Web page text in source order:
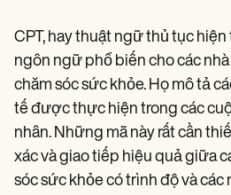
CPT, hay thuật ngữ thủ tục hiện
ngôn ngữ phổ biến cho các
chăm sóc sức khỏe. Họ mô tả
tế được thực hiện trong các
nhân. Những mã này rất cần
xác và giao tiếp hiệu quả giữa
sóc sức khỏe có trình độ và các